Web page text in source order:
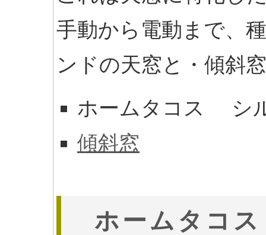
手動から電動まで、
ンドの天窓と・傾
ホームタコス シ
傾斜窓
ホームタコス